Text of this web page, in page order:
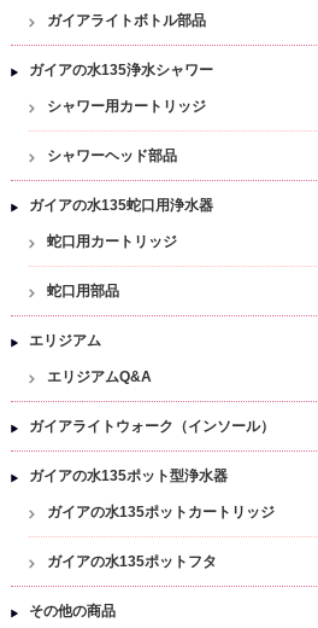
ガイアライトボトル部品
ガイアの水135浄水シャワー
シャワー用カートリッジ
シャワーヘッド部品
ガイアの水135蛇口用浄水器
蛇口用カートリッジ
蛇口用部品
エリジアム
エリジアムQ&A
ガイアライトウォーク（インソール）
ガイアの水135ポット型浄水器
ガイアの水135ポットカートリッジ
ガイアの水135ポットフタ
その他の商品